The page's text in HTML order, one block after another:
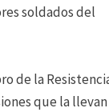
soldados del
de la
que la llevan